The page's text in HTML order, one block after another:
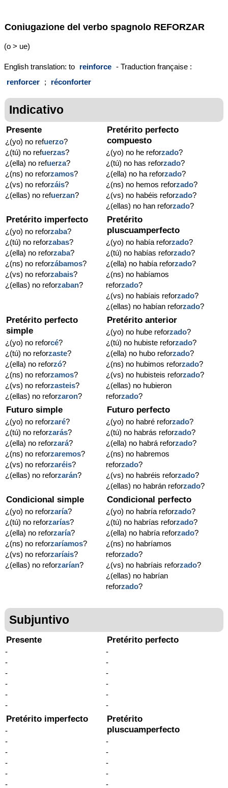
Coniugazione del verbo spagnolo REFORZAR
(o > ue)
English translation: to reinforce - Traduction française :
renforcer ; réconforter
Indicativo
Presente
¿(yo) no refuerzo?
¿(tú) no refuerzas?
¿(ella) no refuerza?
¿(ns) no reforzamos?
¿(vs) no reforzáis?
¿(ellas) no refuerzan?
Pretérito perfecto
compuesto
¿(yo) no he reforzado?
¿(tú) no has reforzado?
¿(ella) no ha reforzado?
¿(ns) no hemos reforzado?
¿(vs) no habéis reforzado?
¿(ellas) no han reforzado?
Pretérito imperfecto
¿(yo) no reforzaba?
¿(tú) no reforzabas?
¿(ella) no reforzaba?
¿(ns) no reforzábamos?
¿(vs) no reforzabais?
¿(ellas) no reforzaban?
Pretérito
pluscuamperfecto
¿(yo) no había reforzado?
¿(tú) no habías reforzado?
¿(ella) no había reforzado?
¿(ns) no habíamos
reforzado?
¿(vs) no habíais reforzado?
¿(ellas) no habían reforzado?
Pretérito perfecto
simple
¿(yo) no reforcé?
¿(tú) no reforzaste?
¿(ella) no reforzó?
¿(ns) no reforzamos?
¿(vs) no reforzasteis?
¿(ellas) no reforzaron?
Pretérito anterior
¿(yo) no hube reforzado?
¿(tú) no hubiste reforzado?
¿(ella) no hubo reforzado?
¿(ns) no hubimos reforzado?
¿(vs) no hubisteis reforzado?
¿(ellas) no hubieron
reforzado?
Futuro simple
¿(yo) no reforzaré?
¿(tú) no reforzarás?
¿(ella) no reforzará?
¿(ns) no reforzaremos?
¿(vs) no reforzaréis?
¿(ellas) no reforzarán?
Futuro perfecto
¿(yo) no habré reforzado?
¿(tú) no habrás reforzado?
¿(ella) no habrá reforzado?
¿(ns) no habremos
reforzado?
¿(vs) no habréis reforzado?
¿(ellas) no habrán reforzado?
Condicional simple
¿(yo) no reforzaría?
¿(tú) no reforzarías?
¿(ella) no reforzaría?
¿(ns) no reforzaríamos?
¿(vs) no reforzaríais?
¿(ellas) no reforzarían?
Condicional perfecto
¿(yo) no habría reforzado?
¿(tú) no habrías reforzado?
¿(ella) no habría reforzado?
¿(ns) no habríamos
reforzado?
¿(vs) no habríais reforzado?
¿(ellas) no habrían
reforzado?
Subjuntivo
Presente
-
-
-
-
-
-
Pretérito perfecto
-
-
-
-
-
-
Pretérito imperfecto
-
-
-
-
-
-
Pretérito
pluscuamperfecto
-
-
-
-
-